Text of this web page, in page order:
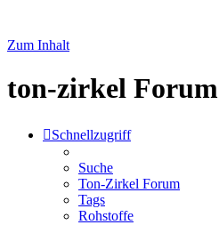
Zum Inhalt
ton-zirkel Forum
Schnellzugriff
Suche
Ton-Zirkel Forum
Tags
Rohstoffe